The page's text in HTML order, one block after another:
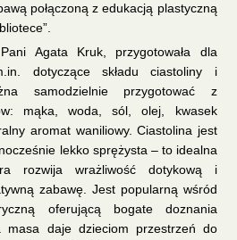
połączoną z edukacją plastyczną
Agata Kruk, przygotowała dla
dotyczące składu ciastoliny i
samodzielnie przygotować z
mąka, woda, sól, olej, kwasek
aromat waniliowy. Ciastolina jest
lekko sprężysta – to idealna
rozwija wrażliwość dotykową i
zabawę. Jest popularną wśród
oferującą bogate doznania
masa daje dzieciom przestrzeń do